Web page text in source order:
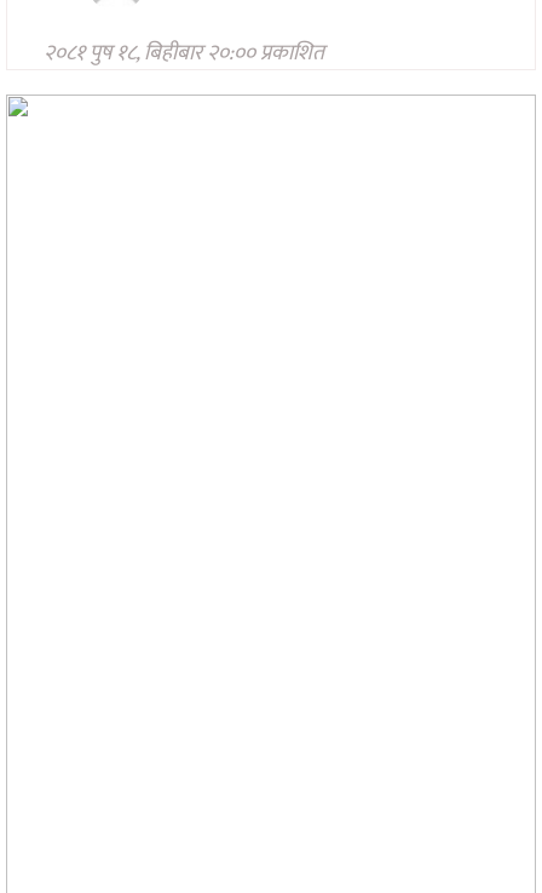
अन्तरवार्ता/
विचार
२०८१ पुष १८, बिहीबार २०:०० प्रकाशित